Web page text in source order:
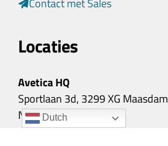
Locaties
Avetica HQ
Sportlaan 3d, 3299 XG Maasdam
Nederland
Dutch